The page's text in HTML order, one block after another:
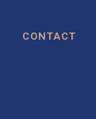
CONTACT